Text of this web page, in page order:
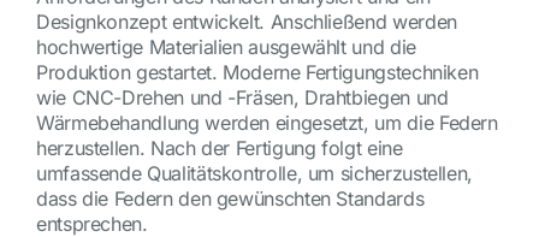
Designkonzept entwickelt. Anschließend werden
hochwertige Materialien ausgewählt und die
Produktion gestartet. Moderne Fertigungstechniken
wie CNC-Drehen und -Fräsen, Drahtbiegen und
Wärmebehandlung werden eingesetzt, um die Federn
herzustellen. Nach der Fertigung folgt eine
umfassende Qualitätskontrolle, um sicherzustellen,
dass die Federn den gewünschten Standards
entsprechen.